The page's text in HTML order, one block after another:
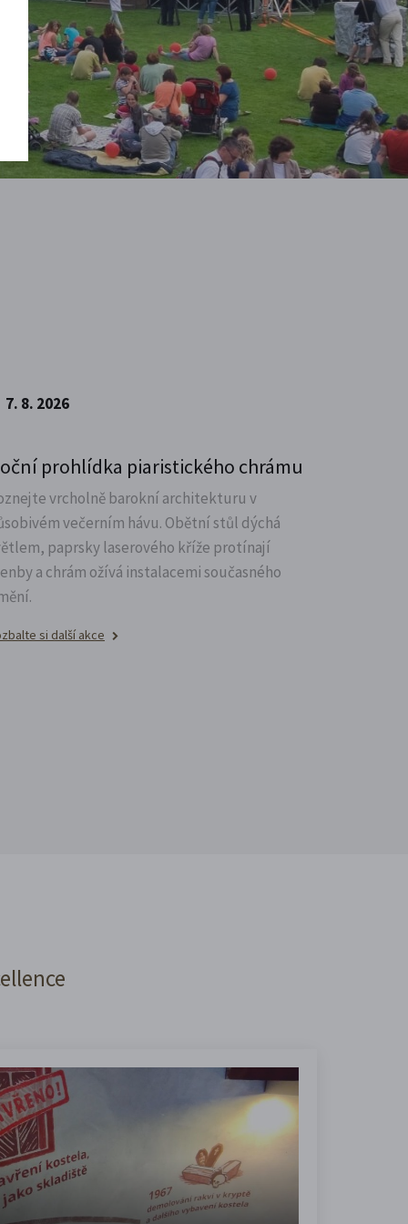
7. 8. 2026
prohlídka piaristického chrámu
vrcholně barokní architekturu v
večerním hávu. Obětní stůl dýchá
paprsky laserového kříže protínají
a chrám ožívá instalacemi současného
si další akce